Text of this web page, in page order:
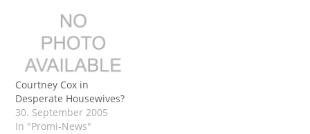
Courtney Cox in
Desperate Housewives?
30. September 2005
In "Promi-News"